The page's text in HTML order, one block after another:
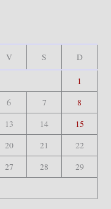
V S D
1
6 7
8
13 14
15
20 21
22
27 28
29